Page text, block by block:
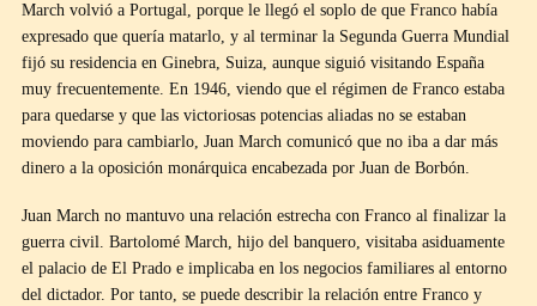
March volvió a Portugal, porque le llegó el soplo de que Franco había
expresado que quería matarlo, y al terminar la Segunda Guerra Mundial
fijó su residencia en Ginebra, Suiza, aunque siguió visitando España
muy frecuentemente. En 1946, viendo que el régimen de Franco estaba
para quedarse y que las victoriosas potencias aliadas no se estaban
moviendo para cambiarlo, Juan March comunicó que no iba a dar más
dinero a la oposición monárquica encabezada por Juan de Borbón.
Juan March no mantuvo una relación estrecha con Franco al finalizar la
guerra civil. Bartolomé March, hijo del banquero, visitaba asiduamente
el palacio de El Prado e implicaba en los negocios familiares al entorno
del dictador. Por tanto, se puede describir la relación entre Franco y